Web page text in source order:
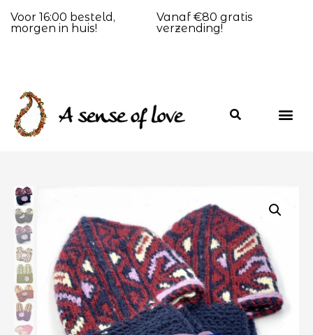
Voor 16:00 besteld,
morgen in huis!
Vanaf €80 gratis
verzending!